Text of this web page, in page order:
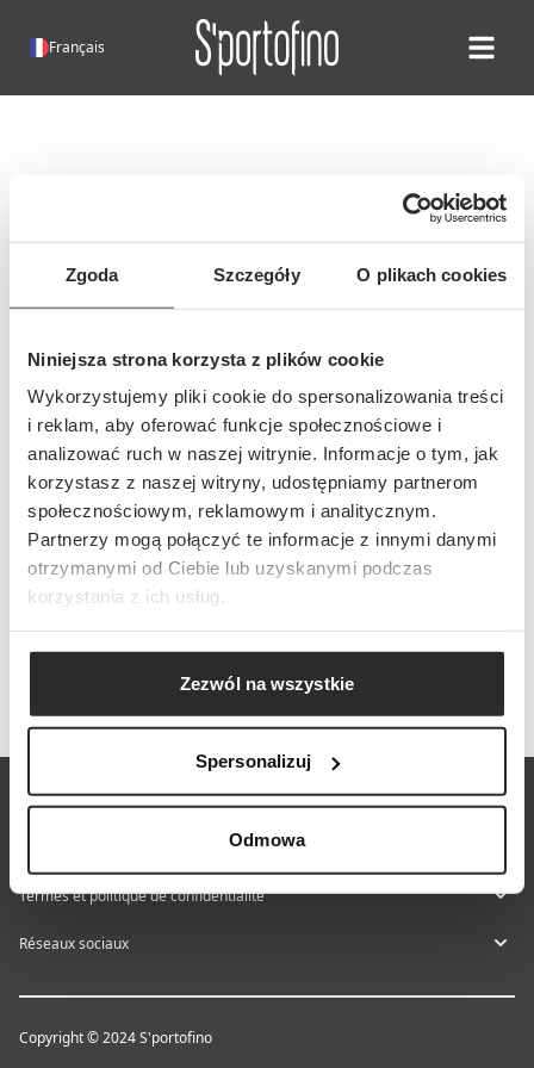
Zgoda Szczegóły O plikach cookies
Niniejsza strona korzysta z plików cookie
Wykorzystujemy pliki cookie do spersonalizowania treści
i reklam, aby oferować funkcje społecznościowe i
analizować ruch w naszej witrynie. Informacje o tym, jak
korzystasz z naszej witryny, udostępniamy partnerom
społecznościowym, reklamowym i analitycznym.
Partnerzy mogą połączyć te informacje z innymi danymi
otrzymanymi od Ciebie lub uzyskanymi podczas
korzystania z ich usług.
Zezwól na wszystkie
Spersonalizuj
Odmowa
Français Open
Malheureusement, cette page
n'existe pas.
Il est possible que l'adresse de cette
été saisie incorrectement...
À propos de S'portofino
Termes et politique de confidentialité
Réseaux sociaux
Copyright © 2024 S'portofino